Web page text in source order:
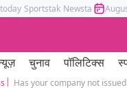
Sportstak Newstak
चुनाव पॉलिटिक्स